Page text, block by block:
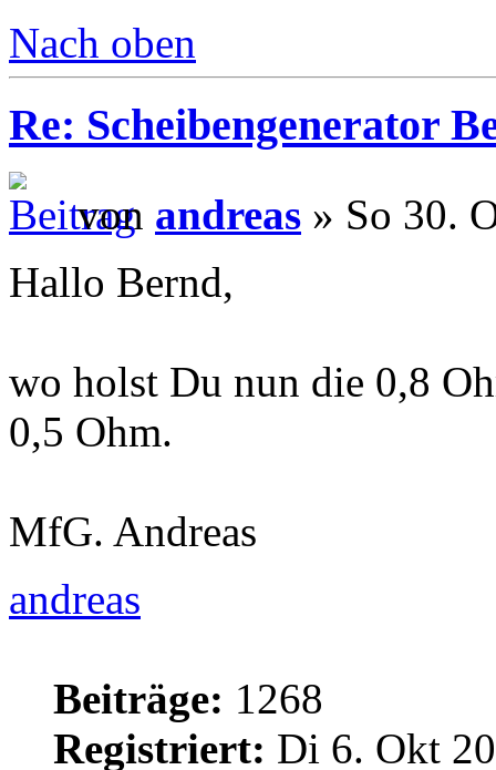
Nach oben
Re: Scheibengenerator
von andreas » So 30.
Hallo Bernd,
wo holst Du nun die 0,8
0,5 Ohm.
MfG. Andreas
andreas
Beiträge: 1268
Registriert: Di 6. Okt